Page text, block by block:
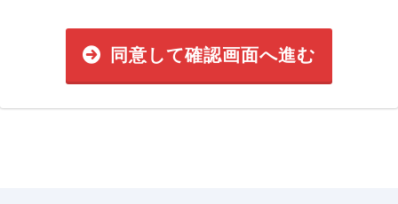
同意して確認画面へ進む